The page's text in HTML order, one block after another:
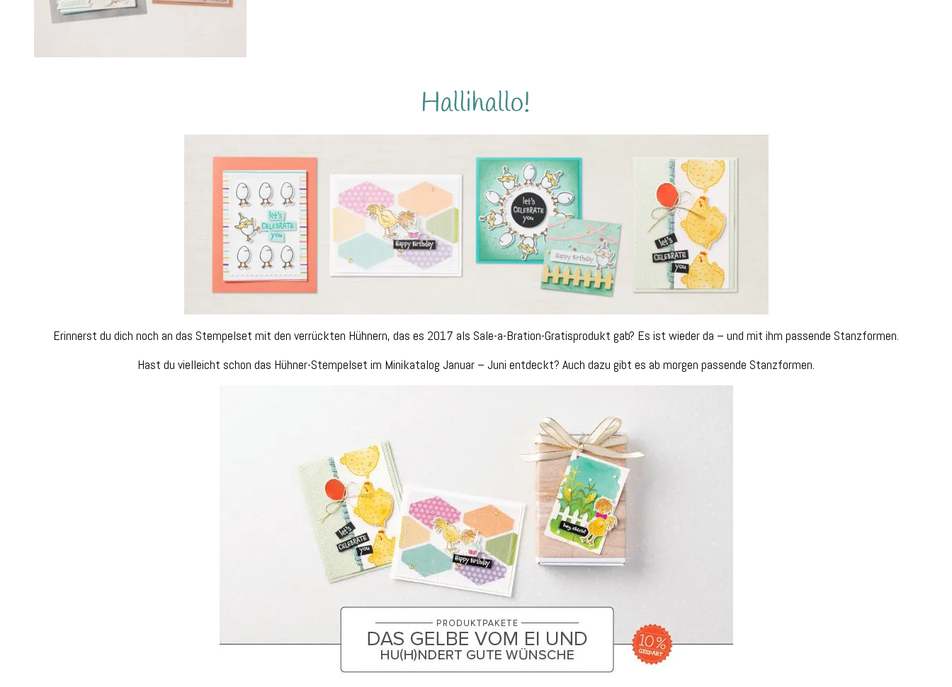
Erinnerst du dich noch an das Stempelset mit den verrückten Hühnern, das es 2017 als Sale-a-Bration-Gratisprodukt gab? Es ist wieder da – und mit ihm passende Stanzformen.
Hast du vielleicht schon das Hühner-Stempelset im Minikatalog Januar – Juni entdeckt? Auch dazu gibt es ab morgen passende Stanzformen.